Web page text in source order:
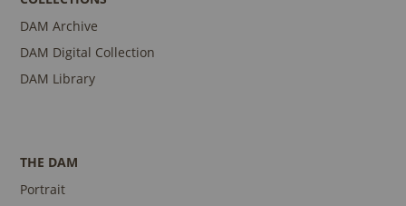
DAM Archive
DAM Digital Collection
DAM Library
THE DAM
Portrait